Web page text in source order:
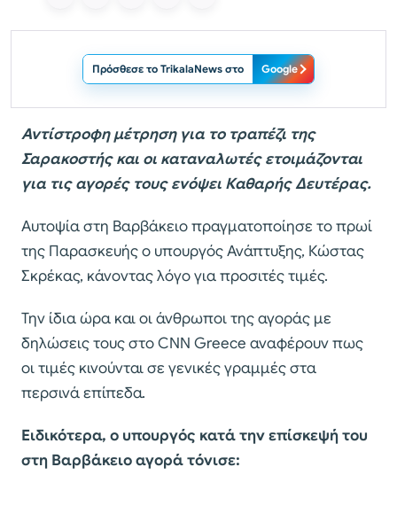
Πρόσθεσε το TrikalaNews στο Google
Αντίστροφη μέτρηση για το τραπέζι της
Σαρακοστής και οι καταναλωτές ετοιμάζονται
για τις αγορές τους ενόψει Καθαρής Δευτέρας.
Αυτοψία στη Βαρβάκειο πραγματοποίησε το πρωί
της Παρασκευής ο υπουργός Ανάπτυξης, Κώστας
Σκρέκας, κάνοντας λόγο για προσιτές τιμές.
Την ίδια ώρα και οι άνθρωποι της αγοράς με
δηλώσεις τους στο CNN Greece αναφέρουν πως
οι τιμές κινούνται σε γενικές γραμμές στα
περσινά επίπεδα.
Ειδικότερα, ο υπουργός κατά την επίσκεψή του
στη Βαρβάκειο αγορά τόνισε: